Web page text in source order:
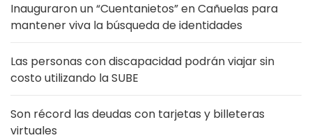
Inauguraron un “Cuentanietos” en Cañuelas para
mantener viva la búsqueda de identidades
Las personas con discapacidad podrán viajar sin
costo utilizando la SUBE
Son récord las deudas con tarjetas y billeteras
virtuales